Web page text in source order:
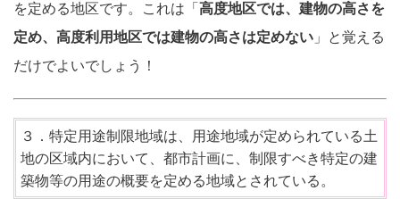
を定める地区です。これは「 高度地区では、建物の高さを
定め、高度利用地区では建物の高さは定めない 」と覚える
だけでよいでしょう！
３．特定用途制限地域は、用途地域が定められている土
地の区域内において、都市計画に、制限すべき特定の建
築物等の用途の概要を定める地域とされている。